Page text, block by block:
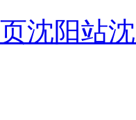
沈阳站